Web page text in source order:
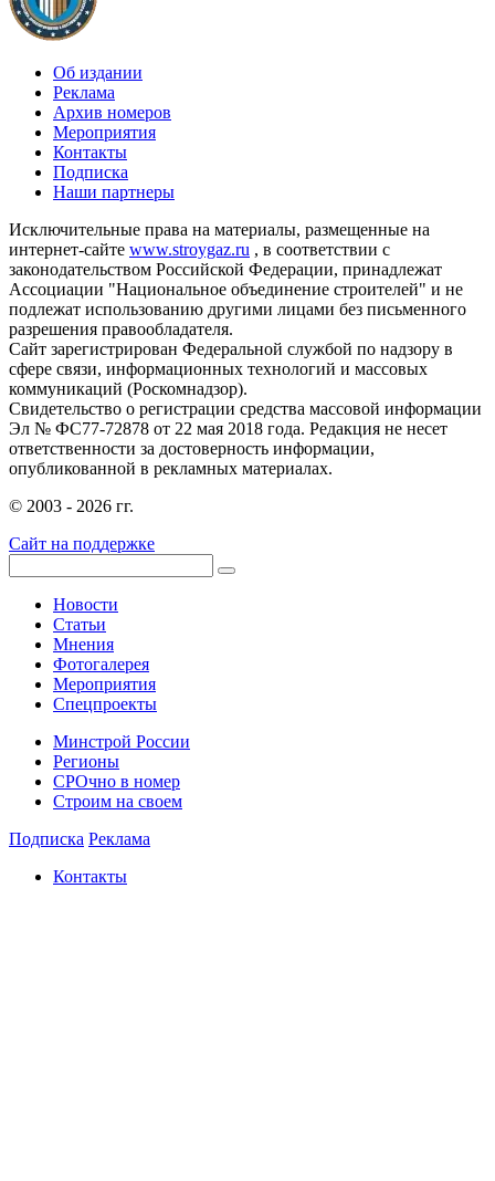
Об издании
Реклама
Архив номеров
Мероприятия
Контакты
Подписка
Наши партнеры
Исключительные права на материалы, размещенные на
интернет-сайте www.stroygaz.ru , в соответствии с
законодательством Российской Федерации, принадлежат
Ассоциации "Национальное объединение строителей" и не
подлежат использованию другими лицами без письменного
разрешения правообладателя.
Сайт зарегистрирован Федеральной службой по надзору в
сфере связи, информационных технологий и массовых
коммуникаций (Роскомнадзор).
Свидетельство о регистрации средства массовой информации
Эл № ФС77-72878 от 22 мая 2018 года. Редакция не несет
ответственности за достоверность информации,
опубликованной в рекламных материалах.
© 2003 - 2026 гг.
Сайт на поддержке
Новости
Статьи
Мнения
Фотогалерея
Мероприятия
Спецпроекты
Минстрой России
Регионы
СРОчно в номер
Строим на своем
Подписка Реклама
Контакты